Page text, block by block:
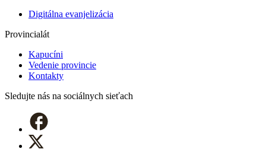
Digitálna evanjelizácia
Provincialát
Kapucíni
Vedenie provincie
Kontakty
Sledujte nás na sociálnych sieťach